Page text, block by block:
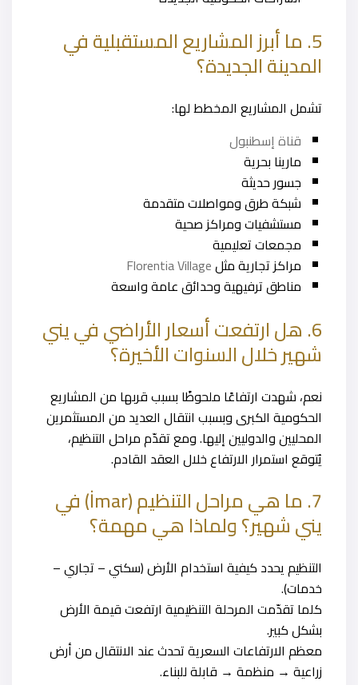
5. ما أبرز المشاريع المستقبلية في
المدينة الجديدة؟
تشمل المشاريع المخطط لها:
قناة إسطنبول
مارينا بحرية
جسور حديثة
شبكة طرق ومواصلات متقدمة
مستشفيات ومراكز صحية
مجمعات تعليمية
مراكز تجارية مثلFlorentia Village
مناطق ترفيهية وحدائق عامة واسعة
6. هل ارتفعت أسعار الأراضي في يني
شهير خلال السنوات الأخيرة؟
نعم، شهدت ارتفاعًا ملحوظًا بسبب قربها من المشاريع
الحكومية الكبرى وبسبب انتقال العديد من المستثمرين
المحليين والدوليين إليها. ومع تقدّم مراحل التنظيم،
يُتوقع استمرار الارتفاع خلال العقد القادم.
7. ما هي مراحل التنظيم (İmar) في
يني شهير؟ ولماذا هي مهمة؟
التنظيم يحدد كيفية استخدام الأرض (سكني – تجاري –
خدمات).
كلما تقدّمت المرحلة التنظيمية ارتفعت قيمة الأرض
بشكل كبير.
معظم الارتفاعات السعرية تحدث عند الانتقال من أرض
زراعية → منظمة → قابلة للبناء.